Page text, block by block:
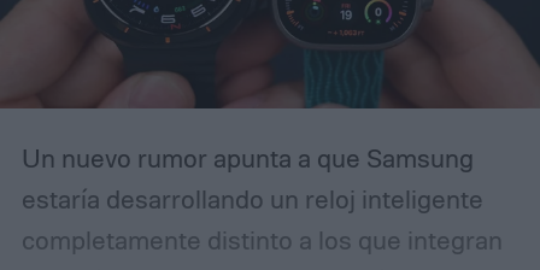
incluyendo los materiales rediseñados y el
audio de TrueSpatial.
Un nuevo rumor apunta a que Samsung
estaría desarrollando un reloj inteligente
completamente distinto a los que integran